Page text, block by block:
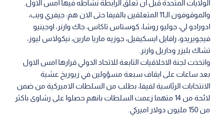
الولايات المتحدة قبل ان تعلق الرابطة نشاطه فيها امس الاول.
والموقوفون الـ11 المتعلقين بالفيفا حتى الان هم: جيفري ويب،
ادورادو لي، جوليو روشا، كوستاس تاكاس، جاك وارنر، اوجينيو
فيجويريدو، رافايل ايسكيفيل، جوزيه ماريا مارين، نيكولاس ليوز،
تشاك بليزر وداريل وارنر.
واتخذت لجنة الاخلاقيات التابعة للاتحاد الدولي قرارها امس الاول
بعد ساعات على ايقاف سبعة مسؤولين في زيوريخ عشية
الانتخابات الرئاسية لفيفا، بطلب من السلطات الاميركية من ضمن
لائحة من 14 متهما زعمت السلطات بانهم حصلوا على رشاوى باكثر
من 150 مليون دولار اميركي.